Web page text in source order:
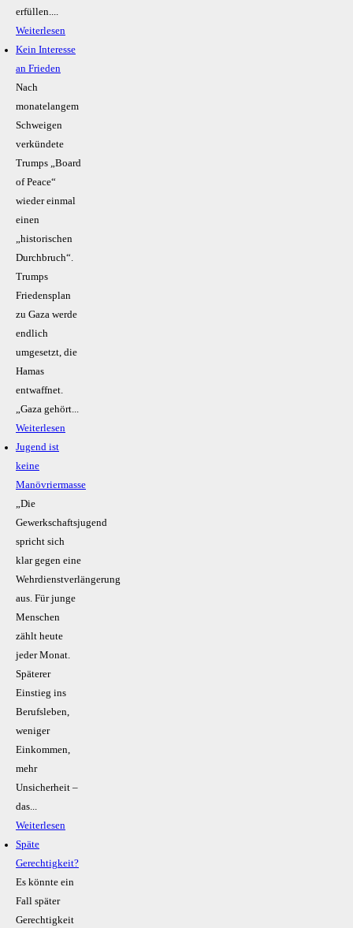
erfüllen....
Weiterlesen
Kein Inte­resse
an Frieden
Nach
monatelangem
Schweigen
verkündete
Trumps „Board
of Peace“
wieder einmal
einen
„historischen
Durchbruch“.
Trumps
Friedensplan
zu Gaza werde
endlich
umgesetzt, die
Hamas
entwaffnet.
„Gaza gehört...
Weiterlesen
Jugend ist
keine
Manövriermasse
„Die
Gewerkschaftsjugend
spricht sich
klar gegen eine
Wehrdienstverlängerung
aus. Für junge
Menschen
zählt heute
jeder Monat.
Späterer
Einstieg ins
Berufsleben,
weniger
Einkommen,
mehr
Unsicherheit –
das...
Weiterlesen
Späte
Gerechtigkeit?
Es könnte ein
Fall später
Gerechtigkeit